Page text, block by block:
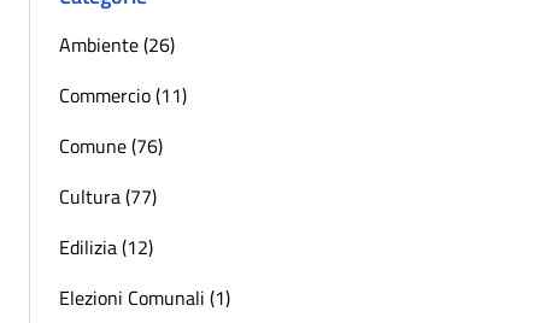
Ambiente (26)
Commercio (11)
Comune (76)
Cultura (77)
Edilizia (12)
Elezioni Comunali (1)